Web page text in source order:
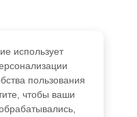
использует
пользования
чтобы ваши